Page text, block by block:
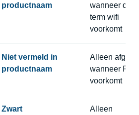
productnaam
wanneer de
term wifi
voorkomt
Niet vermeld in
productnaam
Alleen
wanneer R32
voorkomt
Zwart
Alleen